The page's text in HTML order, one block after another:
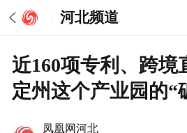
河北频道
近160项专利、跨境
定州这个产业园的“
凤凰网河北